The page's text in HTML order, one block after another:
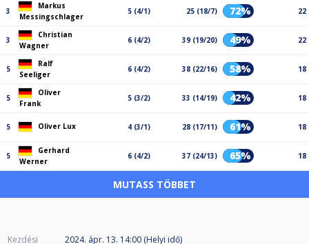
3
Markus
Messingschlager
5 (4/1) 25 (18/7) 72% 22
3
Christian
Wagner
6 (4/2) 39 (19/20) 49% 22
5
Ralf
Seeliger
6 (4/2) 38 (22/16) 58% 18
5
Oliver
Frank
5 (3/2) 33 (14/19) 42% 18
5 Oliver Lux 4 (3/1) 28 (17/11) 61% 18
5
Gerhard
Werner
6 (4/2) 37 (24/13) 65% 18
MUTASS TÖBBET
Kezdési
2024. ápr. 13. 14:00 (Helyi idő)